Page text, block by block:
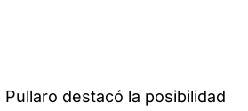
destacó la posibilidad